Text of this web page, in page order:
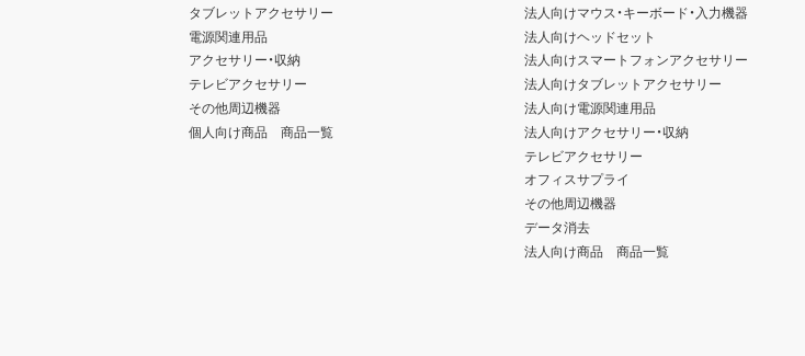
タブレットアクセサリー
電源関連用品
アクセサリー・収納
テレビアクセサリー
その他周辺機器
個人向け商品 商品一覧
法人向けマウス・キーボード・入力機器
法人向けヘッドセット
法人向けスマートフォンアクセサリー
法人向けタブレットアクセサリー
法人向け電源関連用品
法人向けアクセサリー・収納
テレビアクセサリー
オフィスサプライ
その他周辺機器
データ消去
法人向け商品 商品一覧